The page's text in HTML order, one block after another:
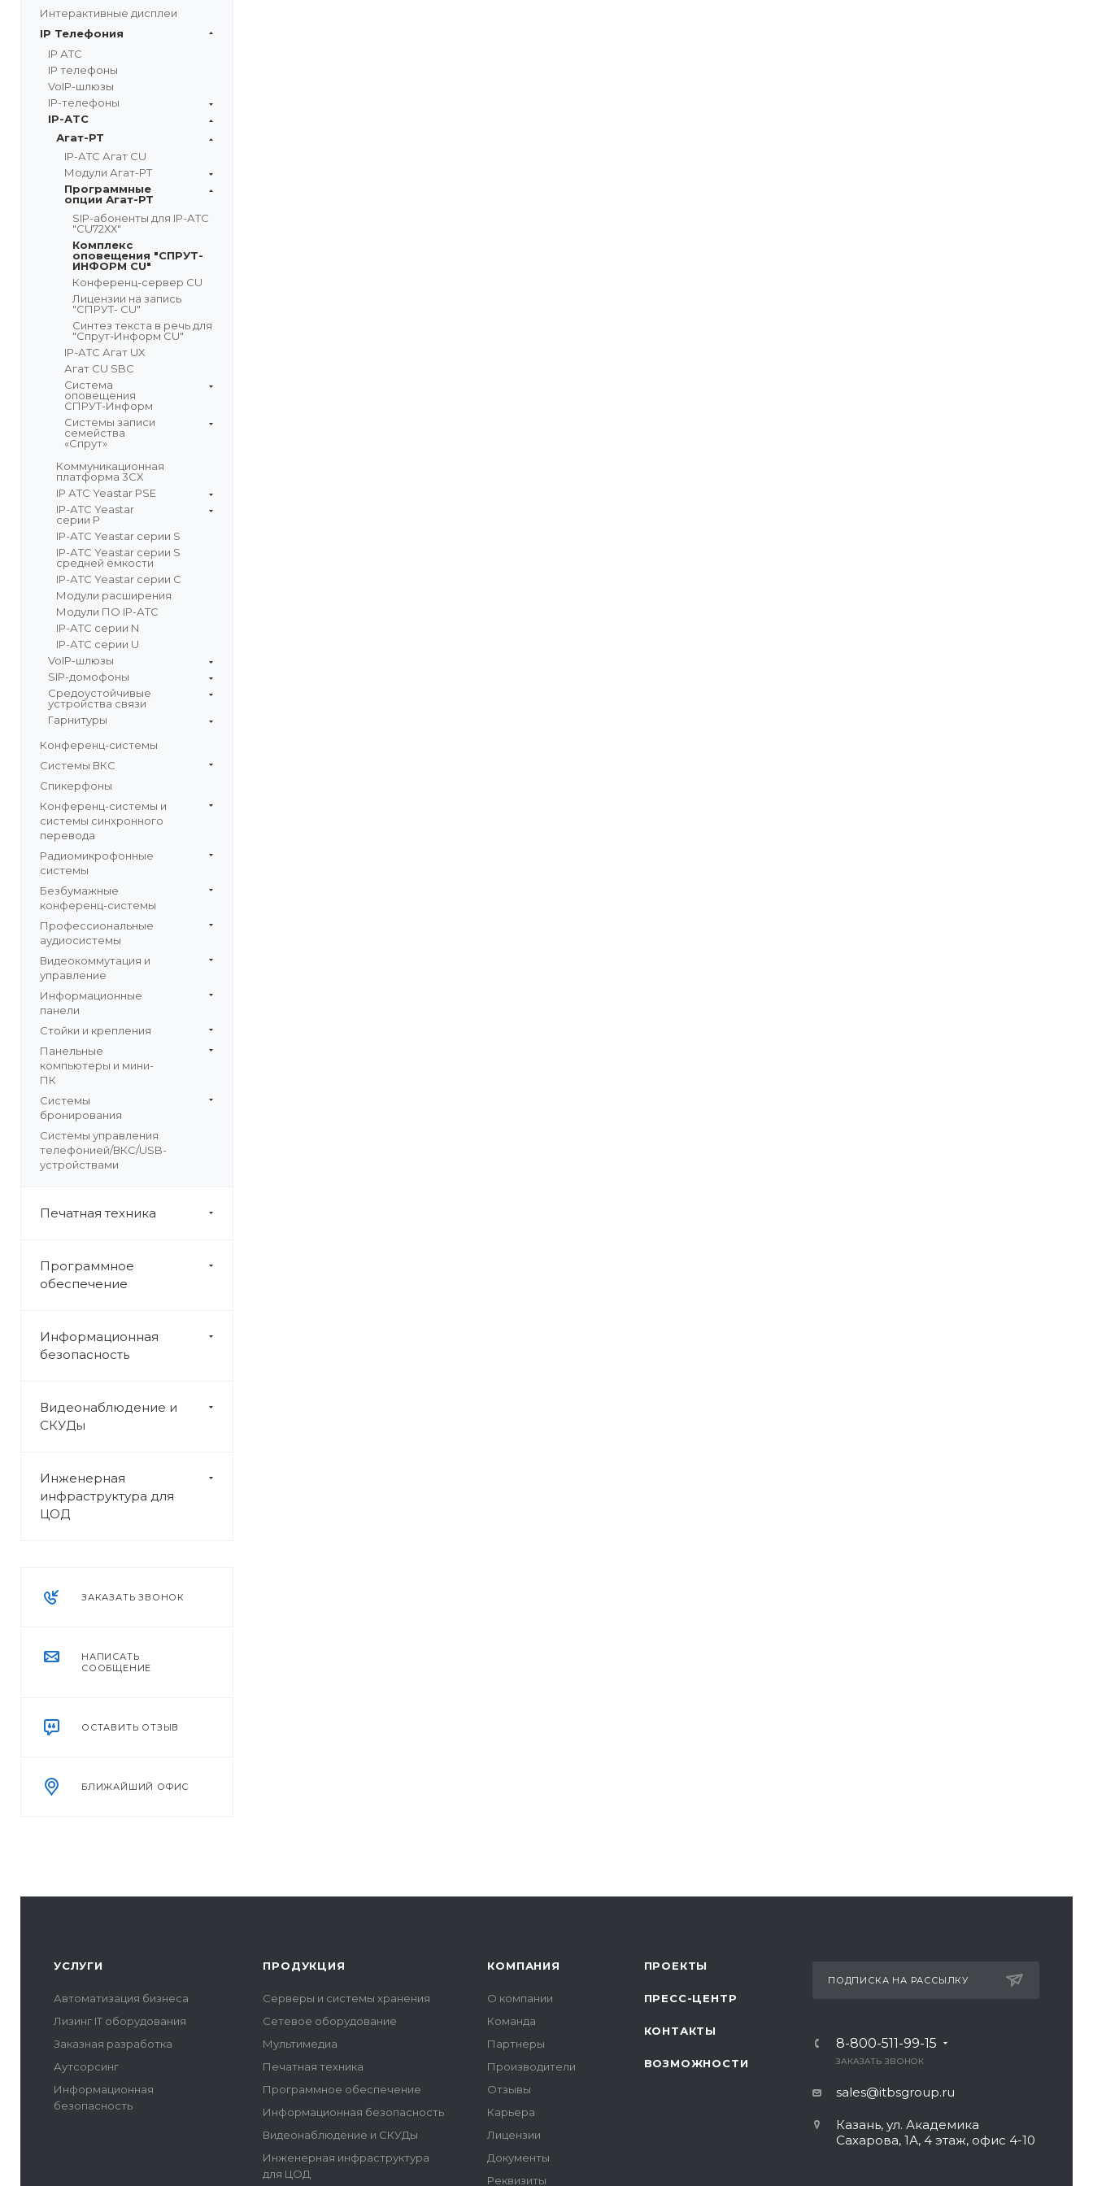
Интерактивные дисплеи
IP Телефония
IP АТС
IP телефоны
VoIP-шлюзы
IP-телефоны
IP-АТС
Агат-РТ
IP-АТС Агат CU
Модули Агат-РТ
Программные
опции Агат-РТ
SIP-абоненты для IP-АТС
"CU72ХХ"
Комплекс
оповещения "СПРУТ-
ИНФОРМ CU"
Конференц-сервер CU
Лицензии на запись
"СПРУТ- CU"
Синтез текста в речь для
"Спрут-Информ CU"
IP-АТС Агат UX
Агат CU SBC
Система
оповещения
СПРУТ-Информ
Системы записи
семейства
«Спрут»
Коммуникационная
платформа 3CX
IP АТС Yeastar PSE
IP-АТС Yeastar
серии P
IP-АТС Yeastar серии S
IP-АТС Yeastar серии S
средней ёмкости
IP-АТС Yeastar серии C
Модули расширения
Модули ПО IP-АТС
IP-АТС серии N
IP-АТС серии U
VoIP-шлюзы
SIP-домофоны
Средоустойчивые
устройства связи
Гарнитуры
Конференц-системы
Системы ВКС
Спикерфоны
Конференц-системы и
системы синхронного
перевода
Радиомикрофонные
системы
Безбумажные
конференц-системы
Профессиональные
аудиосистемы
Видеокоммутация и
управление
Информационные
панели
Стойки и крепления
Панельные
компьютеры и мини-
ПК
Системы
бронирования
Системы управления
телефонией/ВКС/USB-
устройствами
Печатная техника
Программное
обеспечение
Информационная
безопасность
Видеонаблюдение и
СКУДы
Инженерная
инфраструктура для
ЦОД
ЗАКАЗАТЬ ЗВОНОК
НАПИСАТЬ
СООБЩЕНИЕ
ОСТАВИТЬ ОТЗЫВ
БЛИЖАЙШИЙ ОФИС
УСЛУГИ
Автоматизация бизнеса
Лизинг IT оборудования
Заказная разработка
Аутсорсинг
Информационная
безопасность
ПРОДУКЦИЯ
Серверы и системы хранения
Сетевое оборудование
Мультимедиа
Печатная техника
Программное обеспечение
Информационная безопасность
Видеонаблюдение и СКУДы
Инженерная инфраструктура
для ЦОД
КОМПАНИЯ
О компании
Команда
Партнеры
Производители
Отзывы
Карьера
Лицензии
Документы
Реквизиты
ПРОЕКТЫ
ПРЕСС-ЦЕНТР
КОНТАКТЫ
ВОЗМОЖНОСТИ
ПОДПИСКА НА РАССЫЛКУ
8-800-511-99-15
ЗАКАЗАТЬ ЗВОНОК
sales@itbsgroup.ru
Казань, ул. Академика
Сахарова, 1А, 4 этаж, офис 4-10